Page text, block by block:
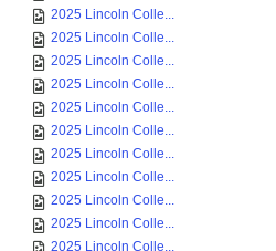
2025 Lincoln Colle...
2025 Lincoln Colle...
2025 Lincoln Colle...
2025 Lincoln Colle...
2025 Lincoln Colle...
2025 Lincoln Colle...
2025 Lincoln Colle...
2025 Lincoln Colle...
2025 Lincoln Colle...
2025 Lincoln Colle...
2025 Lincoln Colle...